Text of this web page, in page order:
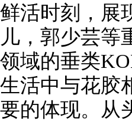
鲜活时刻，展
儿，郭少芸等
领域的垂类
生活中与花
要的体现。从